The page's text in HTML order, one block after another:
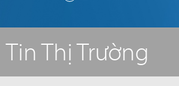
Tin Thị Trường